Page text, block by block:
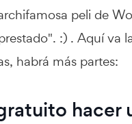
peli de
:) . Aquí va
habrá más partes:
hacer